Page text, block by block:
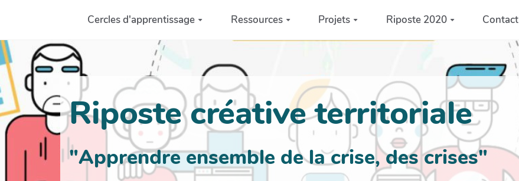
Aller au contenu principalCercles d'apprentissage Ressources Projets Riposte 2020 Contact
Riposte créative territoriale
"Apprendre ensemble de la crise, des crises"